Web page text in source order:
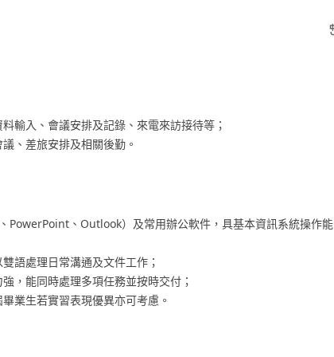
輸入、會議安排及記錄、來電來訪接待等；
、差旅安排及相關後勤。
、Outlook）及常用辦公軟件，具基本資訊系統操作能
語處理日常溝通及文件工作；
，能同時處理多項任務並按時交付；
業生若實習表現優異亦可考慮。